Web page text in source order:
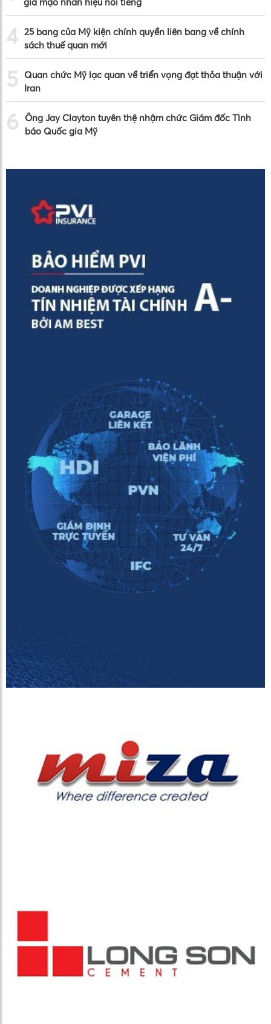
4 25 bang của Mỹ kiện chính quyền liên bang về chính
sách thuế quan mới
5
Quan chức Mỹ lạc quan về triển vọng đạt thỏa thuận với
Iran
6
Ông Jay Clayton tuyên thệ nhậm chức Giám đốc Tình
báo Quốc gia Mỹ